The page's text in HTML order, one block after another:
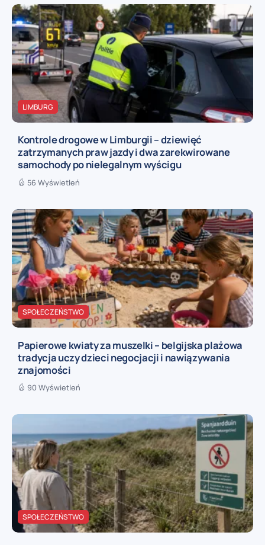
LIMBURG
Kontrole drogowe w Limburgii – dziewięć
zatrzymanych praw jazdy i dwa zarekwirowane
samochody po nielegalnym wyścigu
56 Wyświetleń
SPOŁECZEŃSTWO
Papierowe kwiaty za muszelki – belgijska plażowa
tradycja uczy dzieci negocjacji i nawiązywania
znajomości
90 Wyświetleń
SPOŁECZEŃSTWO